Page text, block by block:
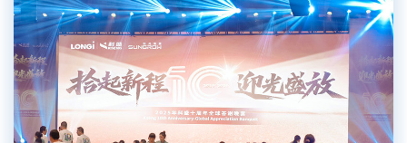
destacados: La ceremonia de entrega de premios, que incluyó la
entrega de los premios “ Premio al mejor socio de los 10 años " y “
Premio a la contribución destacada durante 10 años, " Reconociendo
la dedicación y los esfuerzos sobresalientes de todos los destinatarios.
Actuaciones cautivadoras y sorteos de premios Lucy Las vibrantes
actuaciones y los emocionantes sorteos mantuvieron la energía
durante todo el evento. Cada anuncio de un ganador provocó vítores y
aplausos, llenando la sala de un ambiente electrizante. Aunque la